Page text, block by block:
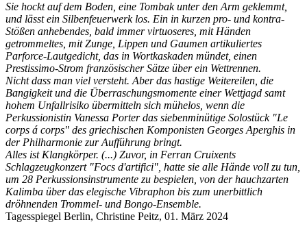
Sie hockt auf dem Boden, eine Tombak unter den Arm geklemmt,
und lässt ein Silbenfeuerwerk los. Ein in kurzen pro- und kontra-
Stößen anhebendes, bald immer virtuoseres, mit Händen
getrommeltes, mit Zunge, Lippen und Gaumen artikuliertes
Parforce-Lautgedicht, das in Wortkaskaden mündet, einen
Prestissimo-Strom französischer Sätze über ein Wettrennen.
Nicht dass man viel versteht. Aber das hastige Weitereilen, die
Bangigkeit und die Überraschungsmomente einer Wettjagd samt
hohem Unfallrisiko übermitteln sich mühelos, wenn die
Perkussionistin Vanessa Porter das siebenminütige Solostück "Le
corps á corps" des griechischen Komponisten Georges Aperghis in
der Philharmonie zur Aufführung bringt.
Alles ist Klangkörper. (...) Zuvor, in Ferran Cruixents
Schlagzeugkonzert "Focs d'artifici", hatte sie alle Hände voll zu tun,
um 28 Perkussionsinstrumente zu bespielen, von der hauchzarten
Kalimba über das elegische Vibraphon bis zum unerbittlich
dröhnenden Trommel- und Bongo-Ensemble.
Tagesspiegel Berlin, Christine Peitz, 01. März 2024